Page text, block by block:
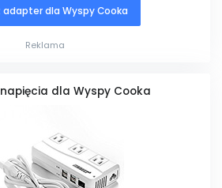
adapter dla Wyspy Cooka
Reklama
dla Wyspy Cooka